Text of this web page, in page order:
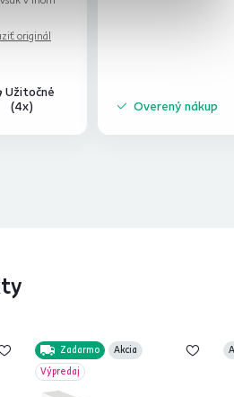
len tak
originál
Užitočné
(4x)
Overený nákup
Zadarmo
Akcia
Výpredaj